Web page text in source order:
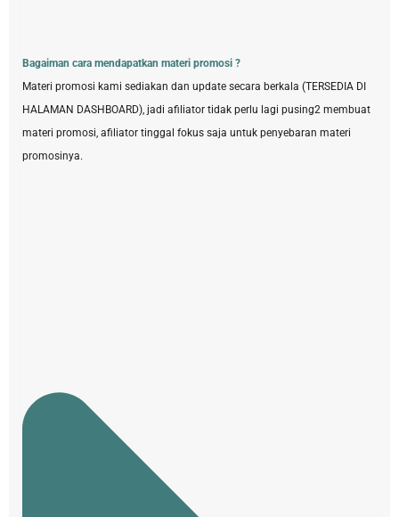
Bagaiman cara mendapatkan materi promosi ?
Materi promosi kami sediakan dan update secara berkala (TERSEDIA DI
HALAMAN DASHBOARD), jadi afiliator tidak perlu lagi pusing2 membuat
materi promosi, afiliator tinggal fokus saja untuk penyebaran materi
promosinya.